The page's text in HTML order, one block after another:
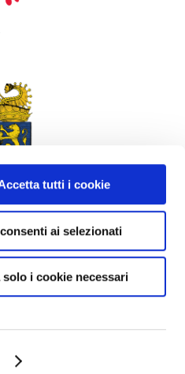
tutti i cookie
ai selezionati
solo i cookie necessari